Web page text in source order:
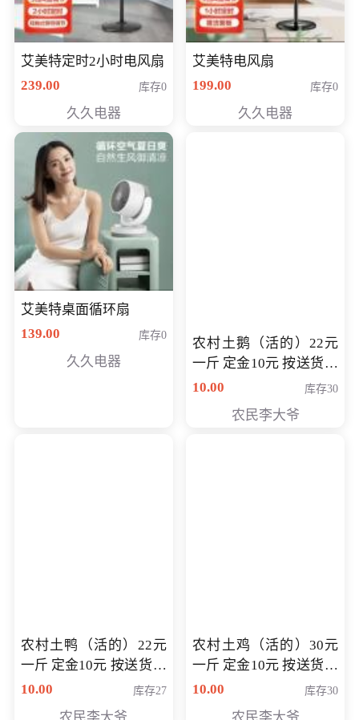
艾美特定时2小时电风扇
239.00
库存0
久久电器
艾美特电风扇
199.00
库存0
久久电器
艾美特桌面循环扇
139.00
库存0
久久电器
农村土鹅（活的）22元
一斤 定金10元 按送货交
付时秤重计算货款 定金
10.00 库存30
农民李大爷
农村土鸭（活的）22元
一斤 定金10元 按送货交
付时秤重计算货款 定金
10.00 库存27
农村土鸡（活的）30元
一斤 定金10元 按送货交
付时秤重计算货款 定金
10.00 库存30